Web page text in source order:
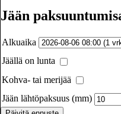
Jään
Alkuaika
Jäällä on lunta
Kohva- tai merijää
Jään lähtöpaksuus (mm)